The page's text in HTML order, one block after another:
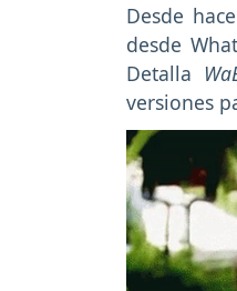
Desde
desde
Detalla
versiones